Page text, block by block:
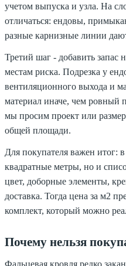
учетом выпуска и узла. На
отличаться: ендовы,
разные карнизные линии
Третий шаг - добавить запас
местам риска. Подрезка у
вентиляционного выхода и
материал иначе, чем ровный
мы просим проект или
общей площади.
Для покупателя важен итог:
квадратные метры, но и
цвет, доборные элементы,
доставка. Тогда цена за м2
комплект, который можно
Почему нельзя
Фальцевая кровля редко